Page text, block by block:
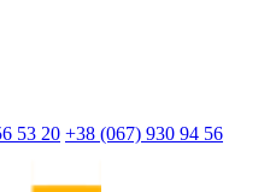
53 20 +38 (067) 930 94 56